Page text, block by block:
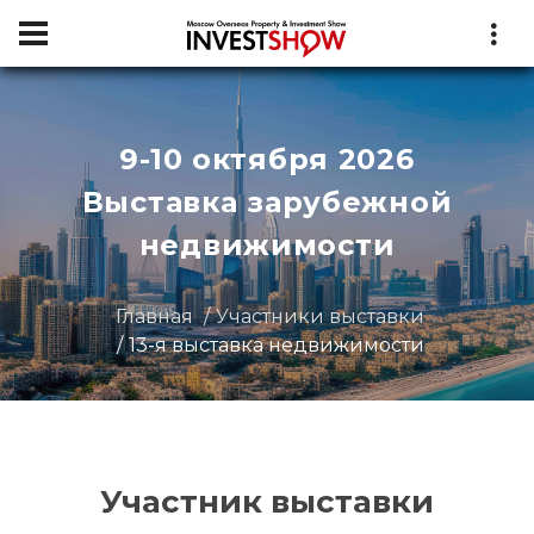
9-10 октября 2026
Выставка зарубежной
недвижимости
Главная
Участники выставки
13-я выставка недвижимости
Участник выставки